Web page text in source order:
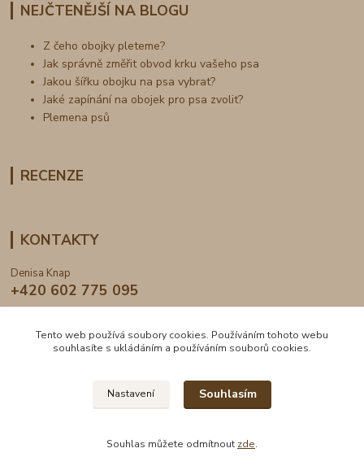
NEJČTENĚJŠÍ NA BLOGU
Z čeho obojky pleteme?
Jak správně změřit obvod krku vašeho psa
Jakou šířku obojku na psa vybrat?
Jaké zapínání na obojek pro psa zvolit?
Plemena psů
RECENZE
KONTAKTY
Denisa Knap
+420 602 775 095
2024 © DogDen.cz, všechna práva vyhrazena
Tento web používá soubory cookies. Používáním tohoto webu
souhlasíte s ukládáním a používáním souborů cookies.
Nastavení Souhlasím
Souhlas můžete odmítnout zde.